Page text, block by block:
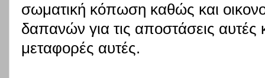
σωματική κόπωση καθώς και
δαπανών για τις αποστάσεις αυτές
μεταφορές αυτές.